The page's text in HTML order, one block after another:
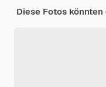
Diese Fotos